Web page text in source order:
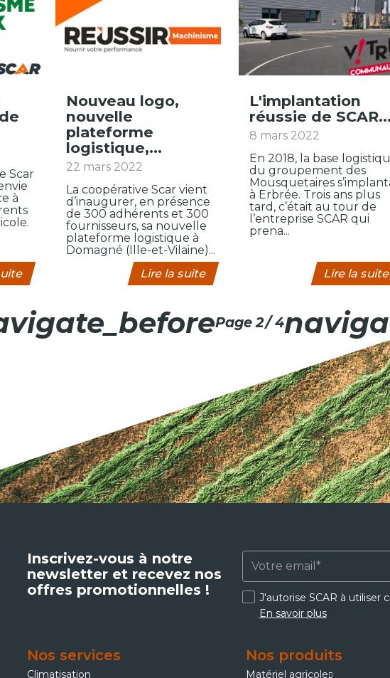
Scar
à
Nouveau logo,
nouvelle
plateforme
logistique,...
22 mars 2022
La coopérative Scar vient
d’inaugurer, en présence
de 300 adhérents et 300
fournisseurs, sa nouvelle
plateforme logistique à
Domagné (Ille-et-Vilaine)...
Lire la suite
L'implantation
réussie de SCAR...
8 mars 2022
En 2018, la base
du groupement des
Mousquetaires
à Erbrée. Trois ans plus
tard, c’était au tour de
l’entreprise SCAR qui
prena...
Lire la suite
page 2/ 4
Inscrivez-vous à notre
newsletter et recevez nos
offres promotionnelles !
J'autorise SCAR à
En savoir plus
Nos services
Climatisation
Nos produits
Matériel agricole